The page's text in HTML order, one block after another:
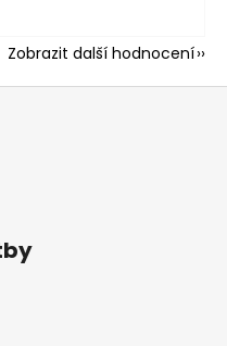
Zobrazit další hodnocení